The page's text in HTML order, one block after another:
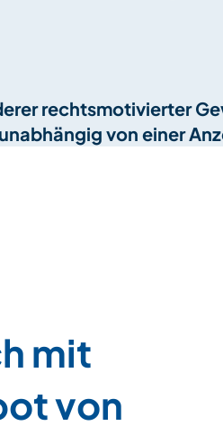
rechtsmotivierter
von einer
mit
von